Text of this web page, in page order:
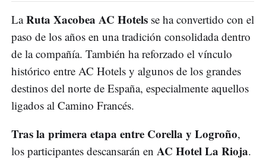
LaRuta Xacobea AC Hotels se ha convertido con el
paso de los años en una tradición consolidada dentro
de la compañía. También ha reforzado el vínculo
histórico entre AC Hotels y algunos de los grandes
destinos del norte de España, especialmente aquellos
ligados al Camino Francés.
Tras la primera etapa entre Corella y Logroño,
los participantes descansarán en AC Hotel La Rioja.